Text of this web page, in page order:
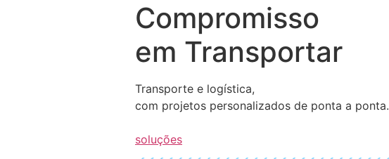
Compromisso
em Transportar
Transporte e logística,
com projetos personalizados de ponta a ponta.
soluções